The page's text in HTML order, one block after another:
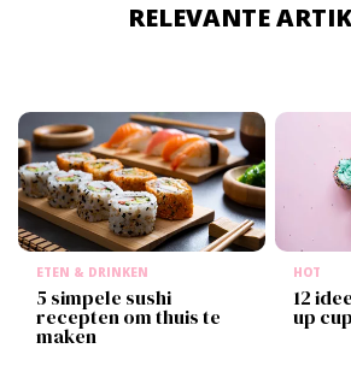
RELEVANTE
ETEN & DRINKEN
5 simpele sushi
recepten om thuis te
maken
HOT
12
up